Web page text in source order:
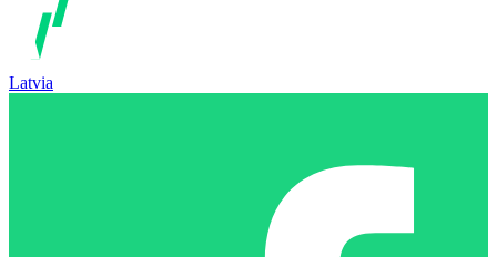
Latvia